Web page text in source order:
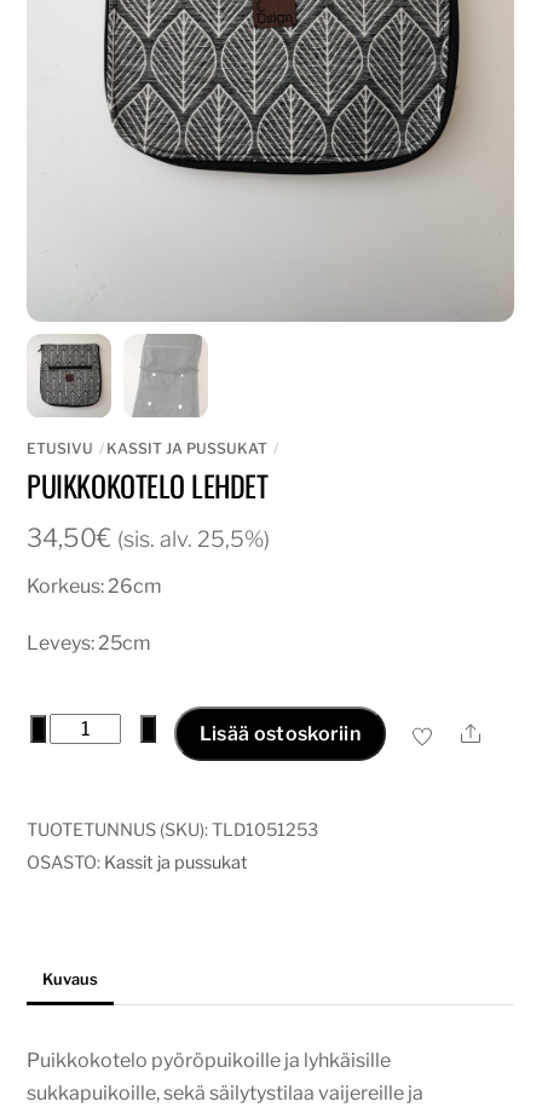
ETUSIVU KASSIT JA PUSSUKAT
PUIKKOKOTELO LEHDET
34,50€ (sis. alv. 25,5%)
Korkeus: 26cm
Leveys: 25cm
Puikkokotelo
Lisää ostoskoriin Ale
TUOTETUNNUS (SKU):TLD1051253
OSASTO: Kassit ja pussukat
Kuvaus
Puikkokotelo pyöröpuikoille ja lyhkäisille
sukkapuikoille, sekä säilytystilaa vaijereille ja